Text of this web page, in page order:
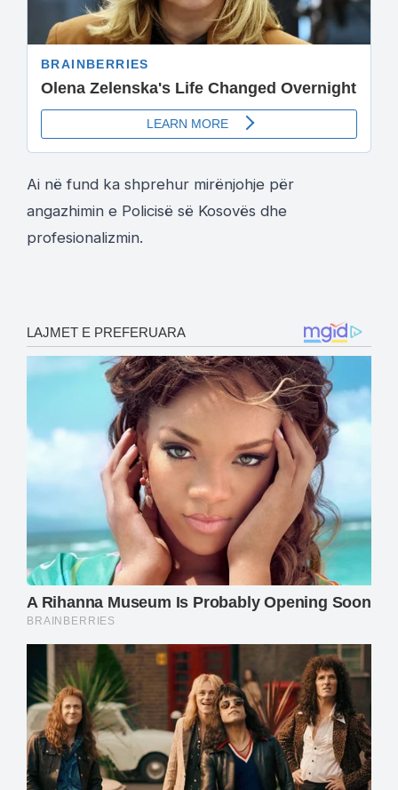
Ai në fund ka shprehur mirënjohje për
angazhimin e Policisë së Kosovës dhe
profesionalizmin.